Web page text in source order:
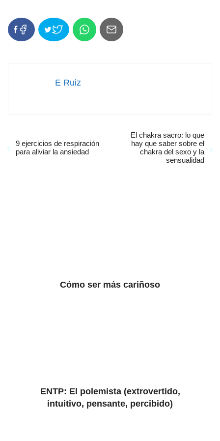
E Ruiz
9 ejercicios de respiración
para aliviar la ansiedad
El chakra sacro: lo que
hay que saber sobre el
chakra del sexo y la
sensualidad
Cómo ser más cariñoso
ENTP: El polemista (extrovertido,
intuitivo, pensante, percibido)